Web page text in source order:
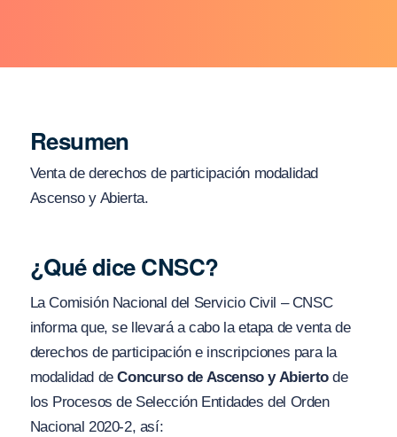
Resumen
Venta de derechos de participación modalidad
Ascenso y Abierta.
¿Qué dice CNSC?
La Comisión Nacional del Servicio Civil – CNSC
informa que, se llevará a cabo la etapa de venta de
derechos de participación e inscripciones para la
modalidad deConcurso de Ascenso y Abiertode
los Procesos de Selección Entidades del Orden
Nacional 2020-2, así: